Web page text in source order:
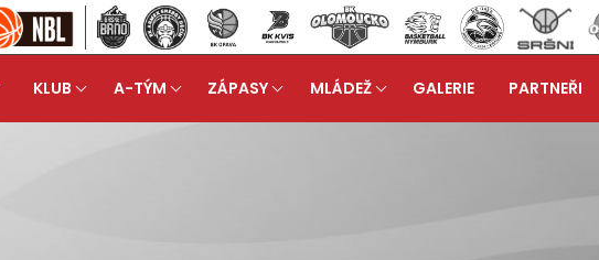
KLUB A-TÝM ZÁPASY MLÁDEŽ GALERIE PARTNEŘI